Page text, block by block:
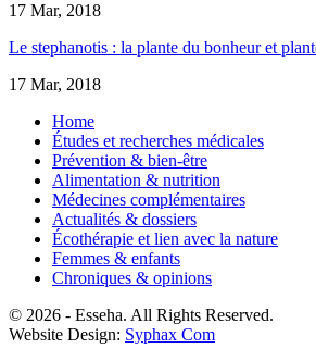
17 Mar, 2018
Le stephanotis : la plante du bonheur et
17 Mar, 2018
Home
Études et recherches médicales
Prévention & bien-être
Alimentation & nutrition
Médecines complémentaires
Actualités & dossiers
Écothérapie et lien avec la nature
Femmes & enfants
Chroniques & opinions
© 2026 - Esseha. All Rights Reserved.
Website Design: Syphax Com